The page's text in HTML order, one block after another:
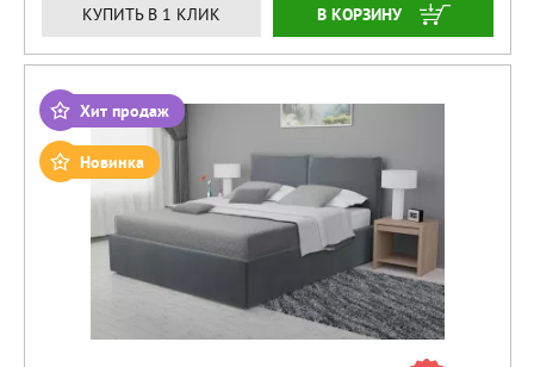
КУПИТЬ В 1 КЛИК ЗАКАЗАТЬ
Хит продаж
Новинка